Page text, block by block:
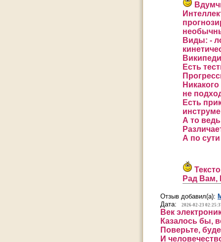
Виды: -
Есть
не
Есть
А то
А по
Рад Вам,
Отзыв добавил(а):
Дата:
2026-02-23
Век
Казалось бы,
Поверьте,
И